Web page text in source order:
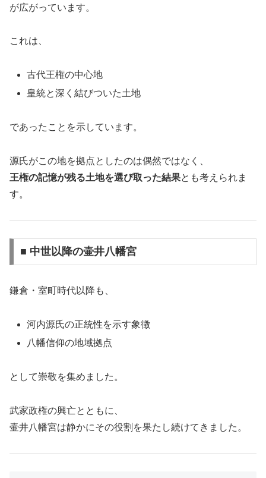
が広がっています。
これは、
古代王権の中心地
皇統と深く結びついた土地
であったことを示しています。
源氏がこの地を拠点としたのは偶然ではなく、
王権の記憶が残る土地を選び取った結果とも考えられま
す。
■ 中世以降の壷井八幡宮
鎌倉・室町時代以降も、
河内源氏の正統性を示す象徴
八幡信仰の地域拠点
として崇敬を集めました。
武家政権の興亡とともに、
壷井八幡宮は静かにその役割を果たし続けてきました。